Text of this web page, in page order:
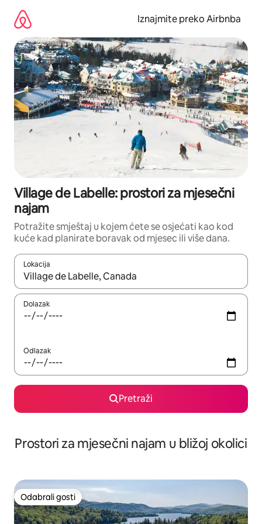
sadržaj
Iznajmite preko Airbnba
Village de Labelle: prostori za mjesečni
najam
Potražite smještaj u kojem ćete se osjećati kao kod
kuće kad planirate boravak od mjesec ili više dana.
Lokacija
Kada budu dostupni rezultati, moći ćete ih pregledati
Dolazak
Odlazak
Pretraži
Prostori za mjesečni najam u bližoj okolici
Odabrali gosti
Odabrali gosti